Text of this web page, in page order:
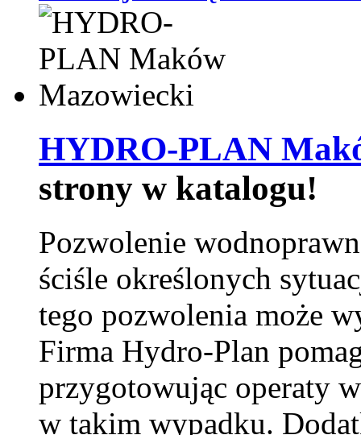
HYDRO-PLAN
strony w katalogu!
Pozwolenie
ściśle określonych
tego pozwolenia może
Firma Hydro-Plan
przygotowując operaty
w takim wypadku.